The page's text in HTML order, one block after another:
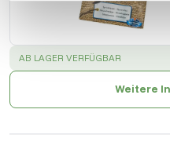
SUCCESS:
AB LAGER VERFÜGBAR
Weitere